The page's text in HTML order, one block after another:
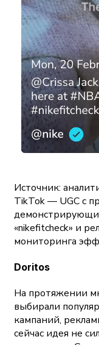
Источник:
TikTok — UGC с
«nikefitcheck» и
мониторинга
Doritos
На протяжении
выбирали
кампаний,
сейчас идея не